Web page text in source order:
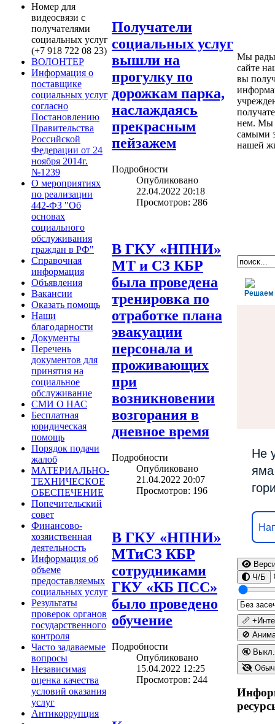
Номер для
видеосвязи с
получателями
социальных услуг
(+7 918 722 08 23)
ВОЛОНТЕР
Информация о
поставщике
социальных услуг
согласно
Постановлению
Правительства
Российской
Федерации от 24
ноября 2014г.
№1239
О мероприятиях
по реализации
442-ФЗ "Об
основах
социального
обслуживания
граждан в РФ"
Справочная
информация
Объявления
Вакансии
Оказать помощь
Наши
благодарности
Документы
Перечень
документов для
принятия на
социальное
обслуживание
СМИ О НАС
Бесплатная
юридическая
помощь
Порядок подачи
жалоб
МАТЕРИАЛЬНО-
ТЕХНИЧЕСКОЕ
ОБЕСПЕЧЕНИЕ
Попечительский
совет
Финансово-
хозяиственная
деятельность
Информация об
объеме
предоставляемых
социальных услуг
Результаты
проверок органов
государственного
контроля
Часто задаваемые
вопросы
Независимая
оценка качества
условий оказания
услуг
Антикоррупция
Получатели
социальных услуг
вышли на
прогулку по
дорожкам парка,
наслаждаясь
прекрасным
пейзажем
Подробности
Опубликовано
22.04.2022 20:18
Просмотров: 286
В ГКУ «НПНИ»
МТ и СЗ КБР
была проведена
тренировка по
отработке плана
эвакуации
персонала и
проживающих
при
возникновении
возгорания в
дневное время
Подробности
Опубликовано
21.04.2022 20:07
Просмотров: 196
В ГКУ «НПНИ»
МТиСЗ КБР
сотрудниками
ГКУ «КБ ПСС»
было проведено
обучение
Подробности
Опубликовано
15.04.2022 12:25
Просмотров: 244
Мы рады
сайте
вы
нем. Мы
самыми
нашей
Решаем
Не
яма
Ч/Б
📏
🚫
🔇 Выкл.